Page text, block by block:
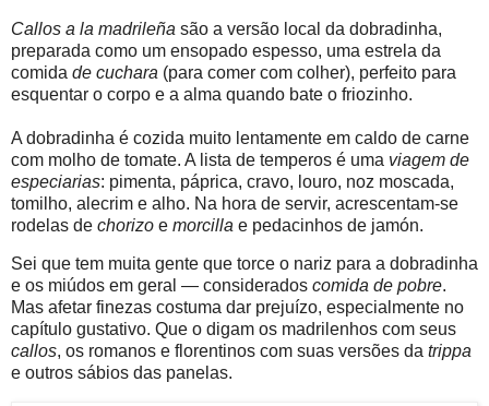
Callos a la madrileña são a versão local da dobradinha,
preparada como um ensopado espesso, uma estrela da
comida de cuchara (para comer com colher), perfeito para
esquentar o corpo e a alma quando bate o friozinho.
A dobradinha é cozida muito lentamente em caldo de carne
com molho de tomate. A lista de temperos é uma viagem de
especiarias: pimenta, páprica, cravo, louro, noz moscada,
tomilho, alecrim e alho. Na hora de servir, acrescentam-se
rodelas de chorizo e morcilla e pedacinhos de jamón.
Sei que tem muita gente que torce o nariz para a dobradinha
e os miúdos em geral — considerados comida de pobre.
Mas afetar finezas costuma dar prejuízo, especialmente no
capítulo gustativo. Que o digam os madrilenhos com seus
callos, os romanos e florentinos com suas versões da trippa
e outros sábios das panelas.